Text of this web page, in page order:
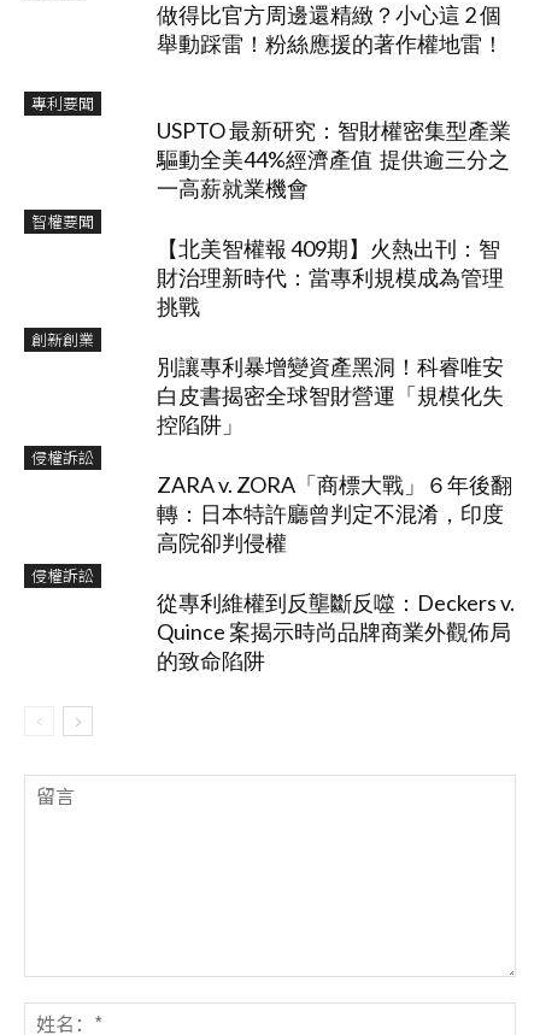
做得比官方周邊還精緻？小心這 2 個
舉動踩雷！粉絲應援的著作權地雷！
專利要聞
USPTO 最新研究：智財權密集型產業
驅動全美44%經濟產值 提供逾三分之
一高薪就業機會
智權要聞
【北美智權報 409期】火熱出刊：智
財治理新時代：當專利規模成為管理
挑戰
創新創業
別讓專利暴增變資產黑洞！科睿唯安
白皮書揭密全球智財營運「規模化失
控陷阱」
侵權訴訟
ZARA v. ZORA「商標大戰」６年後翻
轉：日本特許廳曾判定不混淆，印度
高院卻判侵權
侵權訴訟
從專利維權到反壟斷反噬：Deckers v.
Quince 案揭示時尚品牌商業外觀佈局
的致命陷阱